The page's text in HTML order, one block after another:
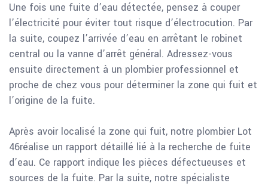
Une fois une fuite d’eau détectée, pensez à couper
l’électricité pour éviter tout risque d’électrocution. Par
la suite, coupez l’arrivée d’eau en arrêtant le robinet
central ou la vanne d’arrêt général. Adressez-vous
ensuite directement à un plombier professionnel et
proche de chez vous pour déterminer la zone qui fuit et
l’origine de la fuite.
Après avoir localisé la zone qui fuit, notre plombier Lot
46réalise un rapport détaillé lié à la recherche de fuite
d’eau. Ce rapport indique les pièces défectueuses et
sources de la fuite. Par la suite, notre spécialiste